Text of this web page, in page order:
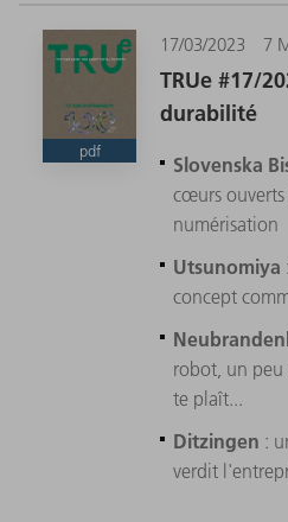
pdf
17/03/2023 7
TRUe #17/
durabilité
Slovenska
cœurs ouverts
numérisation
Utsunomiya
concept
robot, un
te plaît...
Ditzingen :
verdit